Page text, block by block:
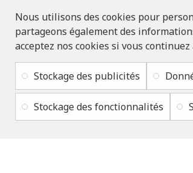
Copyright © 2019 - 2026, lukons.com, Tous
Nous utilisons des cookies pour
partageons également des
acceptez nos cookies si vous
Stockage des publicités
Stockage des fonctionnalités